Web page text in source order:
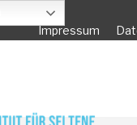
Impressum